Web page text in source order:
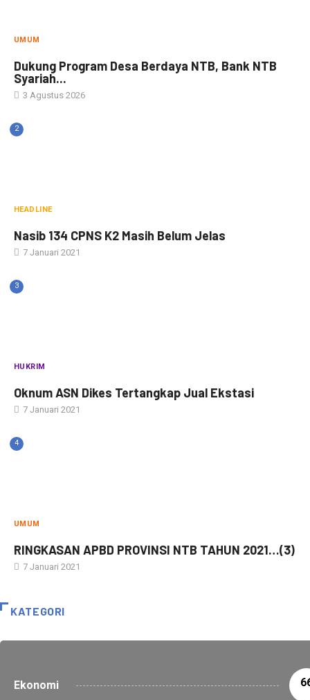
UMUM
Dukung Program Desa Berdaya NTB, Bank NTB
Syariah...
3 Agustus 2026
2
HEADLINE
Nasib 134 CPNS K2 Masih Belum Jelas
7 Januari 2021
3
HUKRIM
Oknum ASN Dikes Tertangkap Jual Ekstasi
7 Januari 2021
4
UMUM
RINGKASAN APBD PROVINSI NTB TAHUN 2021…(3)
7 Januari 2021
KATEGORI
Ekonomi